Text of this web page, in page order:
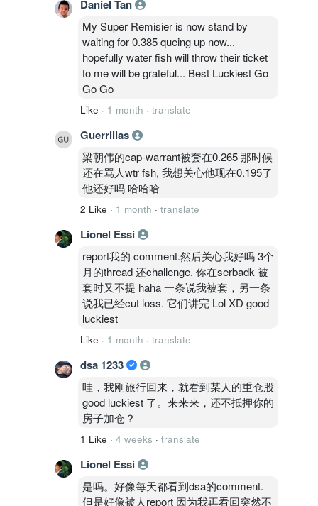
Daniel Tan
My Super Remisier is now stand by
waiting for 0.385 queing up now...
hopefully water fish will throw their ticket
to me will be grateful... Best Luckiest Go
Go Go
Like · 1 month · translate
Guerrillas
梁朝伟的cap-warrant被套在0.265 那时候
还在骂人wtr fsh, 我想关心他现在0.195了
他还好吗 哈哈哈
2 Like · 1 month · translate
Lionel Essi
report我的 comment.然后关心我好吗 3个
月的thread 还challenge. 你在serbadk 被
套时又不提 haha 一条说我被套，另一条
说我已经cut loss. 它们讲完 Lol XD good
luckiest
Like · 1 month · translate
dsa 1233
哇，我刚旅行回来，就看到某人的重仓股
good luckiest 了。来来来，还不抵押你的
房子加仓？
1 Like · 4 weeks · translate
Lionel Essi
是吗。好像每天都看到dsa的comment.
但是好像被人report 因为我再看回突然不